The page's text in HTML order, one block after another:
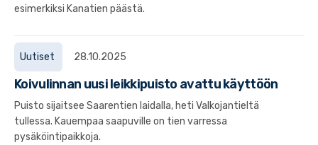
esimerkiksi Kanatien päästä.
Uutiset 28.10.2025
Koivulinnan uusi leikkipuisto avattu käyttöön
Puisto sijaitsee Saarentien laidalla, heti Valkojantieltä
tullessa. Kauempaa saapuville on tien varressa
pysäköintipaikkoja.